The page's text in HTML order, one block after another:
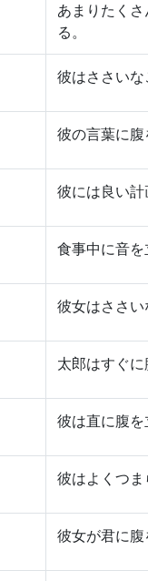
あまりたく
る。
彼はささいな
彼の言葉に腹
彼には良い計
食事中に音を
彼女はささい
太郎はすぐに
彼は直に腹を
彼はよくつま
彼女が君に腹